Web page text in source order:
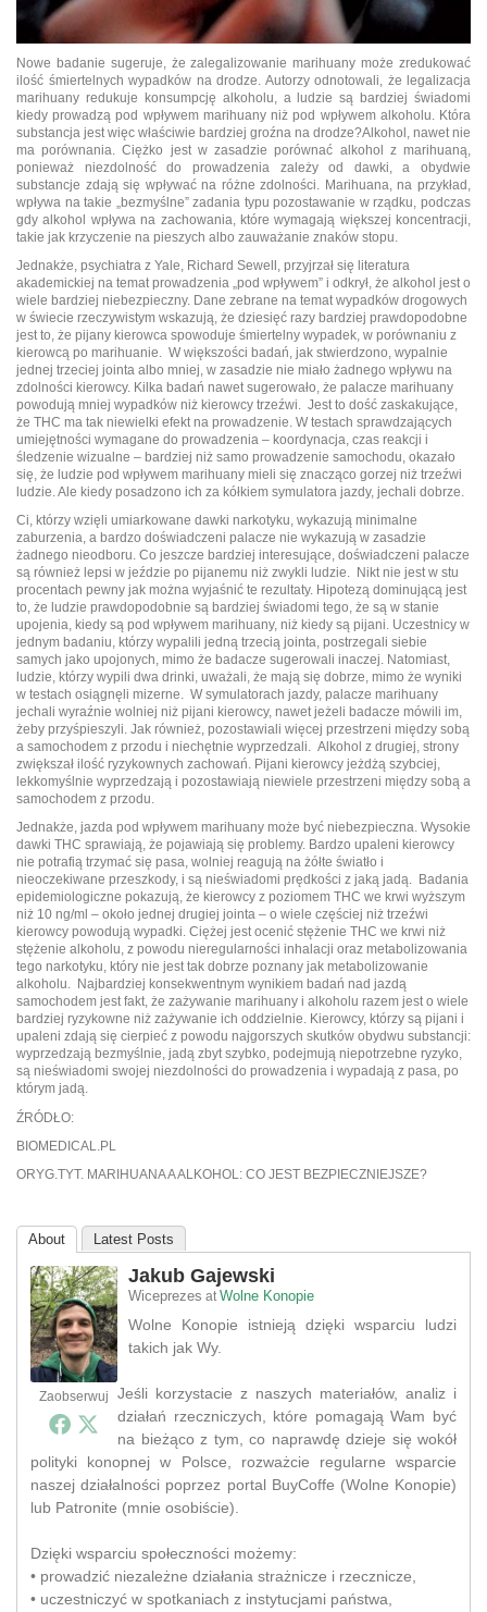
Nowe badanie sugeruje, że zalegalizowanie marihuany może zredukować
ilość śmiertelnych wypadków na drodze. Autorzy odnotowali, że legalizacja
marihuany redukuje konsumpcję alkoholu, a ludzie są bardziej świadomi
kiedy prowadzą pod wpływem marihuany niż pod wpływem alkoholu. Która
substancja jest więc właściwie bardziej groźna na drodze?Alkohol, nawet nie
ma porównania. Ciężko jest w zasadzie porównać alkohol z marihuaną,
ponieważ niezdolność do prowadzenia zależy od dawki, a obydwie
substancje zdają się wpływać na różne zdolności. Marihuana, na przykład,
wpływa na takie „bezmyślne” zadania typu pozostawanie w rządku, podczas
gdy alkohol wpływa na zachowania, które wymagają większej koncentracji,
takie jak krzyczenie na pieszych albo zauważanie znaków stopu.
Jednakże, psychiatra z Yale, Richard Sewell, przyjrzał się literatura
akademickiej na temat prowadzenia „pod wpływem” i odkrył, że alkohol jest o
wiele bardziej niebezpieczny. Dane zebrane na temat wypadków drogowych
w świecie rzeczywistym wskazują, że dziesięć razy bardziej prawdopodobne
jest to, że pijany kierowca spowoduje śmiertelny wypadek, w porównaniu z
kierowcą po marihuanie. W większości badań, jak stwierdzono, wypalnie
jednej trzeciej jointa albo mniej, w zasadzie nie miało żadnego wpływu na
zdolności kierowcy. Kilka badań nawet sugerowało, że palacze marihuany
powodują mniej wypadków niż kierowcy trzeźwi. Jest to dość zaskakujące,
że THC ma tak niewielki efekt na prowadzenie. W testach sprawdzających
umiejętności wymagane do prowadzenia – koordynacja, czas reakcji i
śledzenie wizualne – bardziej niż samo prowadzenie samochodu, okazało
się, że ludzie pod wpływem marihuany mieli się znacząco gorzej niż trzeźwi
ludzie. Ale kiedy posadzono ich za kółkiem symulatora jazdy, jechali dobrze.
Ci, którzy wzięli umiarkowane dawki narkotyku, wykazują minimalne
zaburzenia, a bardzo doświadczeni palacze nie wykazują w zasadzie
żadnego nieodboru. Co jeszcze bardziej interesujące, doświadczeni palacze
są również lepsi w jeździe po pijanemu niż zwykli ludzie. Nikt nie jest w stu
procentach pewny jak można wyjaśnić te rezultaty. Hipotezą dominującą jest
to, że ludzie prawdopodobnie są bardziej świadomi tego, że są w stanie
upojenia, kiedy są pod wpływem marihuany, niż kiedy są pijani. Uczestnicy w
jednym badaniu, którzy wypalili jedną trzecią jointa, postrzegali siebie
samych jako upojonych, mimo że badacze sugerowali inaczej. Natomiast,
ludzie, którzy wypili dwa drinki, uważali, że mają się dobrze, mimo że wyniki
w testach osiągnęli mizerne. W symulatorach jazdy, palacze marihuany
jechali wyraźnie wolniej niż pijani kierowcy, nawet jeżeli badacze mówili im,
żeby przyśpieszyli. Jak również, pozostawiali więcej przestrzeni między sobą
a samochodem z przodu i niechętnie wyprzedzali. Alkohol z drugiej, strony
zwiększał ilość ryzykownych zachowań. Pijani kierowcy jeżdżą szybciej,
lekkomyślnie wyprzedzają i pozostawiają niewiele przestrzeni między sobą a
samochodem z przodu.
Jednakże, jazda pod wpływem marihuany może być niebezpieczna. Wysokie
dawki THC sprawiają, że pojawiają się problemy. Bardzo upaleni kierowcy
nie potrafią trzymać się pasa, wolniej reagują na żółte światło i
nieoczekiwane przeszkody, i są nieświadomi prędkości z jaką jadą. Badania
epidemiologiczne pokazują, że kierowcy z poziomem THC we krwi wyższym
niż 10 ng/ml – około jednej drugiej jointa – o wiele częściej niż trzeźwi
kierowcy powodują wypadki. Ciężej jest ocenić stężenie THC we krwi niż
stężenie alkoholu, z powodu nieregularności inhalacji oraz metabolizowania
tego narkotyku, który nie jest tak dobrze poznany jak metabolizowanie
alkoholu. Najbardziej konsekwentnym wynikiem badań nad jazdą
samochodem jest fakt, że zażywanie marihuany i alkoholu razem jest o wiele
bardziej ryzykowne niż zażywanie ich oddzielnie. Kierowcy, którzy są pijani i
upaleni zdają się cierpieć z powodu najgorszych skutków obydwu substancji:
wyprzedzają bezmyślnie, jadą zbyt szybko, podejmują niepotrzebne ryzyko,
są nieświadomi swojej niezdolności do prowadzenia i wypadają z pasa, po
którym jadą.
ŹRÓDŁO:
BIOMEDICAL.PL
ORYG.TYT. MARIHUANA A ALKOHOL: CO JEST BEZPIECZNIEJSZE?
About Latest Posts
Zaobserwuj
Jakub Gajewski
Wiceprezes atWolne Konopie
Wolne Konopie istnieją dzięki wsparciu ludzi
takich jak Wy.
Jeśli korzystacie z naszych materiałów, analiz i
działań rzeczniczych, które pomagają Wam być
na bieżąco z tym, co naprawdę dzieje się wokół
polityki konopnej w Polsce, rozważcie regularne wsparcie
naszej działalności poprzez portal BuyCoffe (Wolne Konopie)
lub Patronite (mnie osobiście).
Dzięki wsparciu społeczności możemy:
• prowadzić niezależne działania strażnicze i rzecznicze,
• uczestniczyć w spotkaniach z instytucjami państwa,